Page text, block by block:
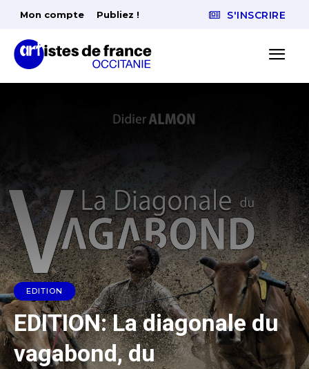
Mon compte Publiez ! S'INSCRIRE
EDITION
EDITION: La diagonale du
vagabond, du